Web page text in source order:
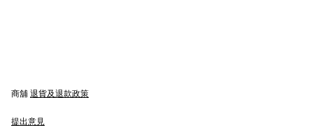
商舖 退貨及退款政策
提出意見